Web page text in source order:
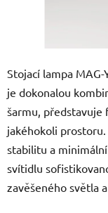
Stojací lampa
je dokonalou
šarmu, představuje
jakéhokoli
stabilitu a
svítidlu
zavěšeného světla